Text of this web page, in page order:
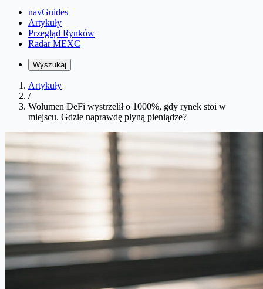
navGuides
Artykuły
Przegląd Rynków
Radar MEXC
Wyszukaj
Artykuły
/
Wolumen DeFi wystrzelił o 1000%, gdy rynek stoi w
miejscu. Gdzie naprawdę płyną pieniądze?